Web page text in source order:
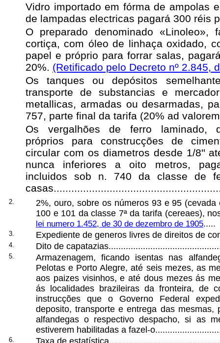
Vidro importado em fórma de ampolas
de lampadas electricas pagará 300 réis
O preparado denominado «Linoleo»,
cortiça, com óleo de linhaça oxidado,
papel e próprio para forrar salas,
20%. (Retificado pelo Decreto nº 2.845,
Os tanques ou depósitos
transporte de substancias e
metallicas, armadas ou desarmadas,
757, parte final da tarifa (20% ad
Os vergalhões de ferro laminado,
próprios para construcções de
circular com os diametros desde 1/8''
nunca inferiores a oito metros,
incluidos sob n. 740 da classe de
2.
2%, ouro, sobre os números 93 e 95
100 e 101 da classe 7ª da tarifa (cereaes),
lei numero 1.452, de 30 de dezembro de 1905.....
3. Expediente de generos livres de direitos de
4. Dito de
5.
Armazenagem, ficando isentas nas
Pelotas e Porto Alegre, até seis mezes, as
aos paizes visinhos, e até dous mezes ás
ás localidades brazileiras da fronteira, de
instrucções que o Governo Federal
deposito, transporte e entrega das mesmas,
alfandegas o respectivo despacho, si as
estiverem habilitadas a fazel-
6. Taxa de